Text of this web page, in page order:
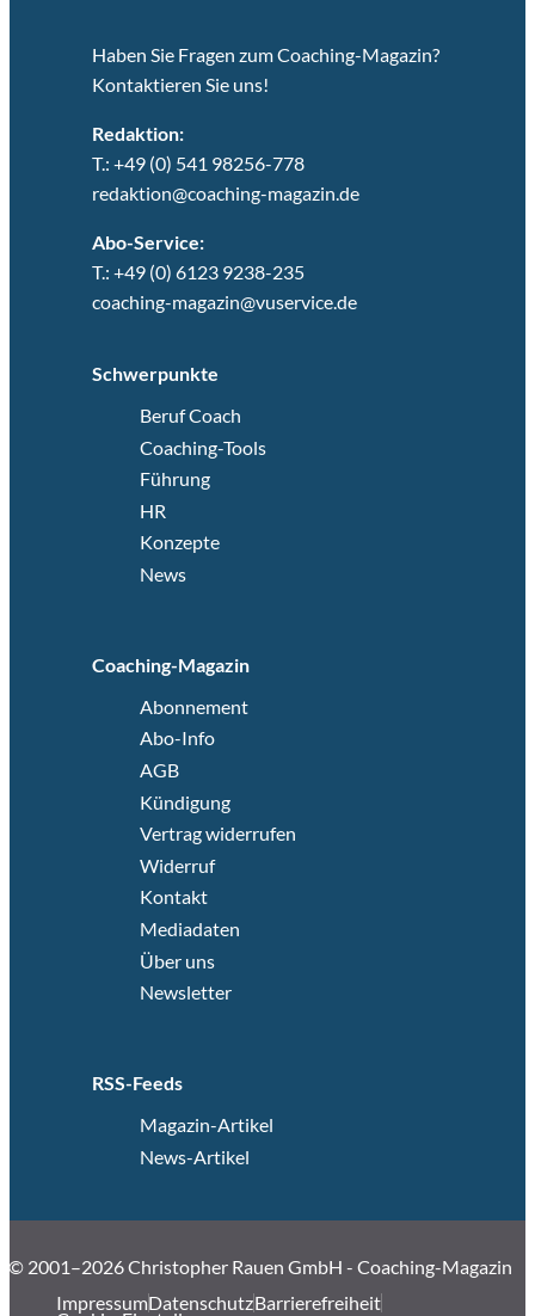
Haben Sie Fragen zum Coaching-Magazin?
Kontaktieren Sie uns!
Redaktion:
T.: +49 (0) 541 98256-778
redaktion@coaching-magazin.de
Abo-Service:
T.: +49 (0) 6123 9238-235
coaching-magazin@vuservice.de
Schwerpunkte
Beruf Coach
Coaching-Tools
Führung
HR
Konzepte
News
Coaching-Magazin
Abonnement
Abo-Info
AGB
Kündigung
Vertrag widerrufen
Widerruf
Kontakt
Mediadaten
Über uns
Newsletter
RSS-Feeds
Magazin-Artikel
News-Artikel
© 2001–2026 Christopher Rauen GmbH - Coaching-Magazin
ImpressumDatenschutzBarrierefreiheit